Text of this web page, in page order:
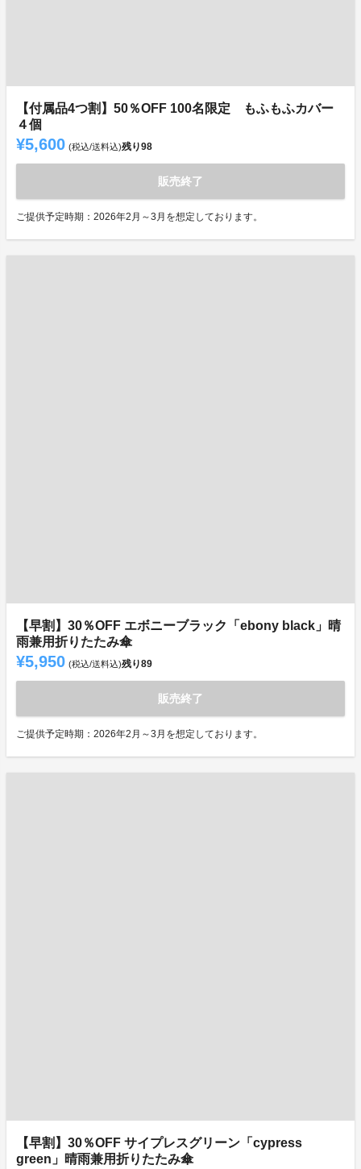
【付属品4つ割】50％OFF 100名限定 もふもふカバー
４個
¥5,600 (税込/送料込)残り98
販売終了
ご提供予定時期：2026年2月～3月を想定しております。
【早割】30％OFF エボニーブラック「ebony black」晴
雨兼用折りたたみ傘
¥5,950 (税込/送料込)残り89
販売終了
ご提供予定時期：2026年2月～3月を想定しております。
【早割】30％OFF サイプレスグリーン「cypress
green」晴雨兼用折りたたみ傘